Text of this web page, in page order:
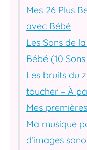
Mes 26 Plus
avec Bébé
Les Sons de
Bébé (10
Les bruits du
toucher – À
Mes
Ma musique
d’images